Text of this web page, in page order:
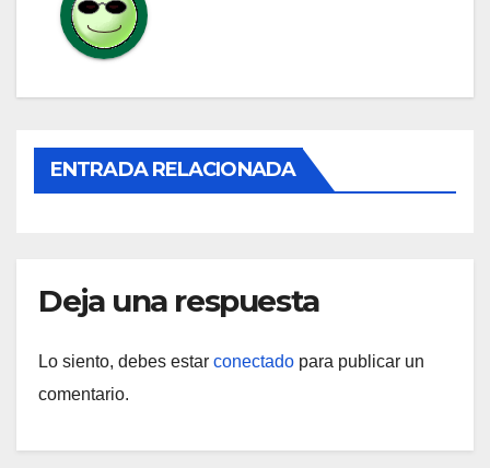
ENTRADA RELACIONADA
Deja una respuesta
Lo siento, debes estar conectado para publicar un
comentario.